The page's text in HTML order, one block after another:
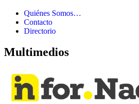
Quiénes Somos…
Contacto
Directorio
Multimedios